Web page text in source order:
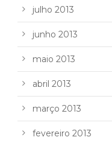
julho 2013
junho 2013
maio 2013
abril 2013
março 2013
fevereiro 2013